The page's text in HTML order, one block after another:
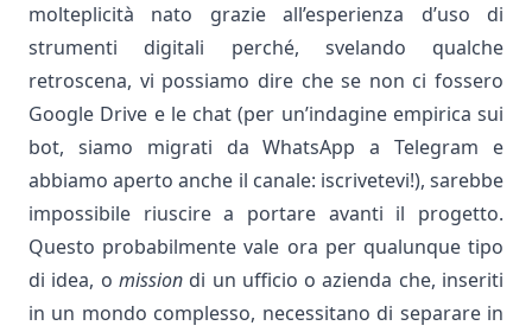
molteplicità nato grazie all’esperienza d’uso di
strumenti digitali perché, svelando qualche
retroscena, vi possiamo dire che se non ci fossero
Google Drive e le chat (per un’indagine empirica sui
bot, siamo migrati da WhatsApp a Telegram e
abbiamo aperto anche il canale: iscrivetevi!), sarebbe
impossibile riuscire a portare avanti il progetto.
Questo probabilmente vale ora per qualunque tipo
di idea, o mission di un ufficio o azienda che, inseriti
in un mondo complesso, necessitano di separare in